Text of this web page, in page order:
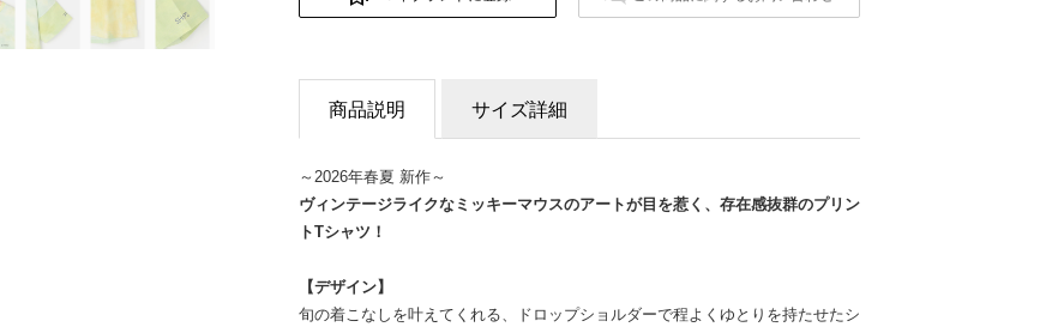
商品説明 サイズ詳細
～2026年春夏 新作～
ヴィンテージライクなミッキーマウスのアートが目を惹く、存在感抜群のプリン
トTシャツ！
【デザイン】
旬の着こなしを叶えてくれる、ドロップショルダーで程よくゆとりを持たせたシ